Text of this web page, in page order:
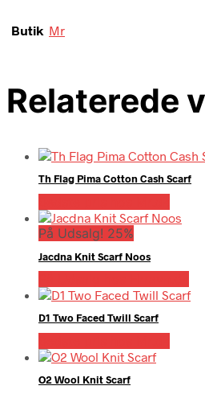
Butik Mr
Relaterede
Th Flag Pima Cotton Cash Scarf
På Udsalg! 25%
Jacdna Knit Scarf Noos
D1 Two Faced Twill Scarf
O2 Wool Knit Scarf